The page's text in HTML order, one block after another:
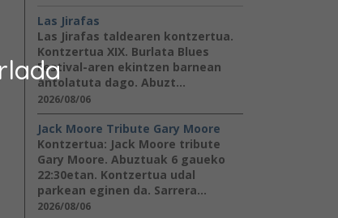
Las Jirafas
Las Jirafas taldearen kontzertua.
Kontzertua XIX. Burlata Blues
Festival-aren ekintzen barnean
antolatuta dago. Abuzt...
2026/08/06
Jack Moore Tribute Gary Moore
Kontzertua: Jack Moore tribute
Gary Moore. Abuztuak 6 gaueko
22:30etan. Kontzertua udal
parkean eginen da. Sarrera...
2026/08/06